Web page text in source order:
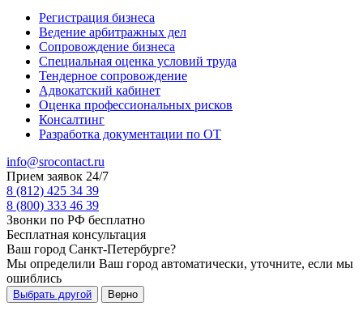
Регистрация бизнеса
Ведение арбитражных дел
Сопровождение бизнеса
Специальная оценка условий труда
Тендерное сопровождение
Адвокатский кабинет
Оценка профессиональных рисков
Консалтинг
Разработка документации по ОТ
info@srocontact.ru
Прием заявок 24/7
8 (812) 425 34 39
8 (800) 333 46 39
Звонки по РФ бесплатно
Бесплатная консультация
Ваш город Санкт-Петербурге?
Мы определили Ваш город автоматически, уточните, если мы
ошиблись
Выбрать другой Верно